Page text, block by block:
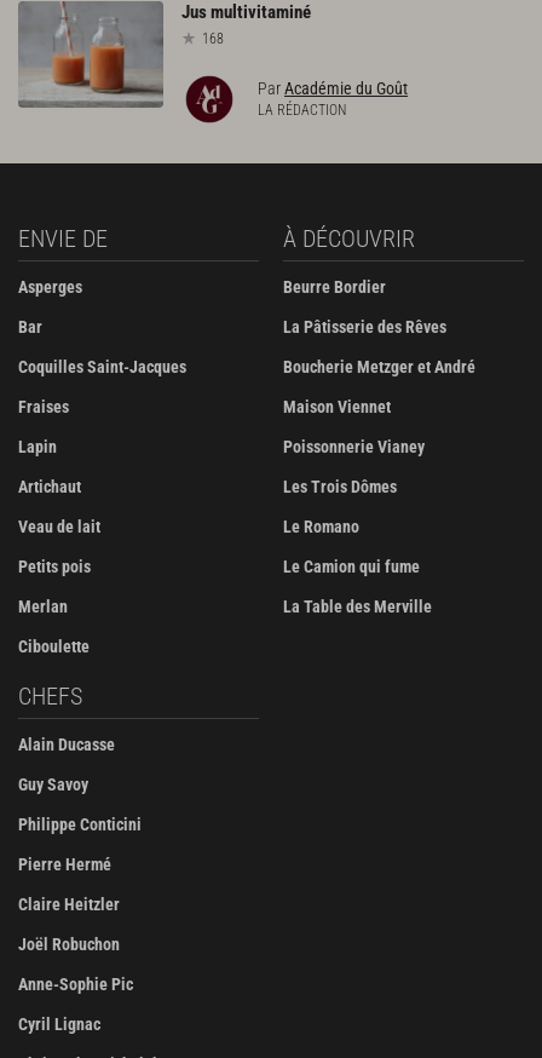
Jusmultivitaminé
168
ParAcadémie du Goût
LA RÉDACTION
ENVIE DE
Asperges
Bar
Coquilles Saint-Jacques
Fraises
Lapin
Artichaut
Veau de lait
Petits pois
Merlan
Ciboulette
À DÉCOUVRIR
Beurre Bordier
La Pâtisserie des Rêves
Boucherie Metzger et André
Maison Viennet
Poissonnerie Vianey
Les Trois Dômes
Le Romano
Le Camion qui fume
La Table des Merville
CHEFS
Alain Ducasse
Guy Savoy
Philippe Conticini
Pierre Hermé
Claire Heitzler
Joël Robuchon
Anne-Sophie Pic
Cyril Lignac